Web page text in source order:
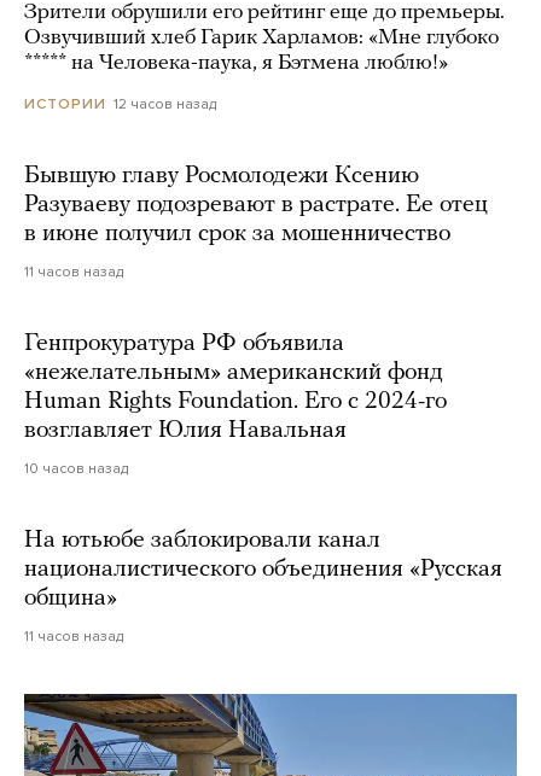
Зрители обрушили его рейтинг еще до премьеры.
Озвучивший хлеб Гарик Харламов: «Мне глубоко
***** на Человека-паука, я Бэтмена люблю!»
ИСТОРИИ 12 часов назад
Бывшую главу Росмолодежи Ксению
Разуваеву подозревают в растрате. Ее отец
в июне получил срок за мошенничество
11 часов назад
Генпрокуратура РФ объявила
«нежелательным» американский фонд
Human Rights Foundation. Его с 2024-го
возглавляет Юлия Навальная
10 часов назад
На ютьюбе заблокировали канал
националистического объединения «Русская
община»
11 часов назад